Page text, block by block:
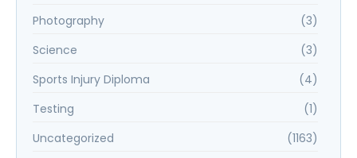
Photography
(3)
Science
(3)
Sports Injury Diploma
(4)
Testing
(1)
Uncategorized
(1163)